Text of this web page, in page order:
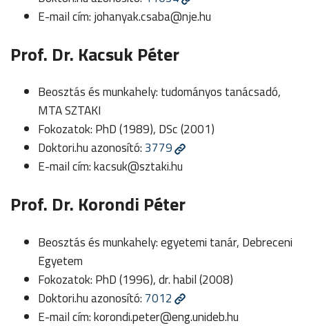
E-mail cím: johanyak.csaba@nje.hu
Prof. Dr. Kacsuk Péter
Beosztás és munkahely: tudományos tanácsadó,
MTA SZTAKI
Fokozatok: PhD (1989), DSc (2001)
Doktori.hu azonosító: 3779
E-mail cím:kacsuk@sztaki.hu
Prof. Dr. Korondi Péter
Beosztás és munkahely: egyetemi tanár, Debreceni
Egyetem
Fokozatok: PhD (1996), dr. habil (2008)
Doktori.hu azonosító: 7012
E-mail cím:korondi.peter@eng.unideb.hu